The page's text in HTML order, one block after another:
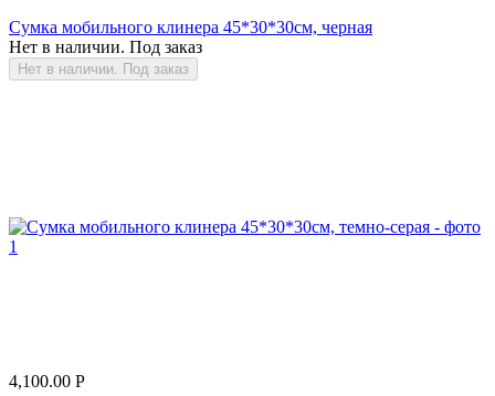
Сумка мобильного клинера 45*30*30см, черная
Нет в наличии. Под заказ
Нет в наличии. Под заказ
4,100.00 Р